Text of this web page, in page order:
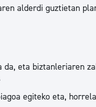
alderdi guztietan
eta biztanleriaren
egiteko eta,